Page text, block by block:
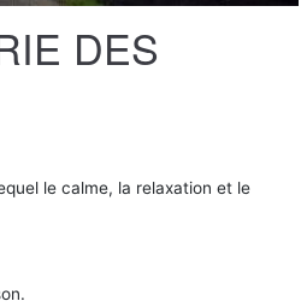
DES
le calme, la relaxation et le